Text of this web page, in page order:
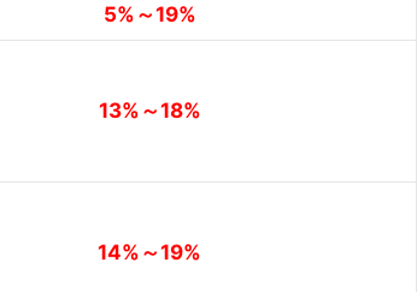
5%～19%
13%～18%
14%～19%